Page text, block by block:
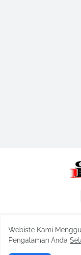
Webiste Kami
Pengalaman Anda